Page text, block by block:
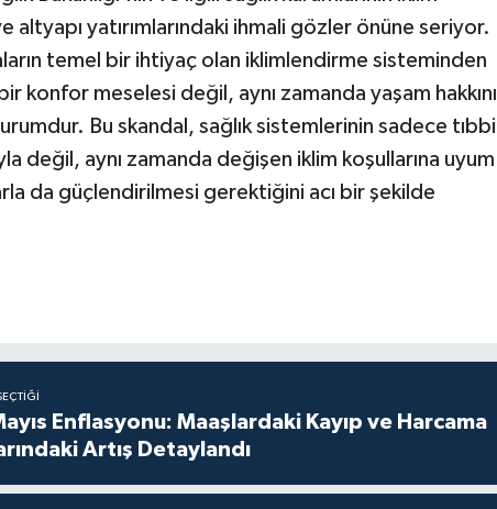
ve altyapı yatırımlarındaki ihmali gözler önüne seriyor.
temel bir ihtiyaç olan iklimlendirme sisteminden
konfor meselesi değil, aynı zamanda yaşam hakkını
Bu skandal, sağlık sistemlerinin sadece tıbbi
değil, aynı zamanda değişen iklim koşullarına uyum
da güçlendirilmesi gerektiğini acı bir şekilde
Enflasyonu: Maaşlardaki Kayıp ve Harcama
Artış Detaylandı